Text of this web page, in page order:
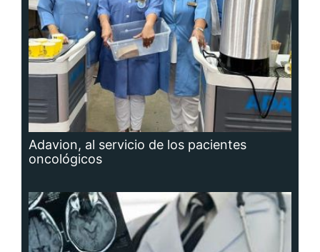
Adavion, al servicio de los pacientes
oncológicos